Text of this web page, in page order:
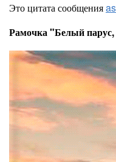
Это цитата сообщения
Рамочка "Белый парус,